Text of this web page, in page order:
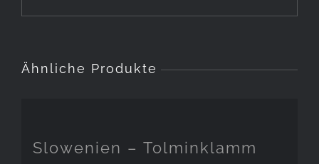
Ähnliche Produkte
Slowenien – Tolminklamm